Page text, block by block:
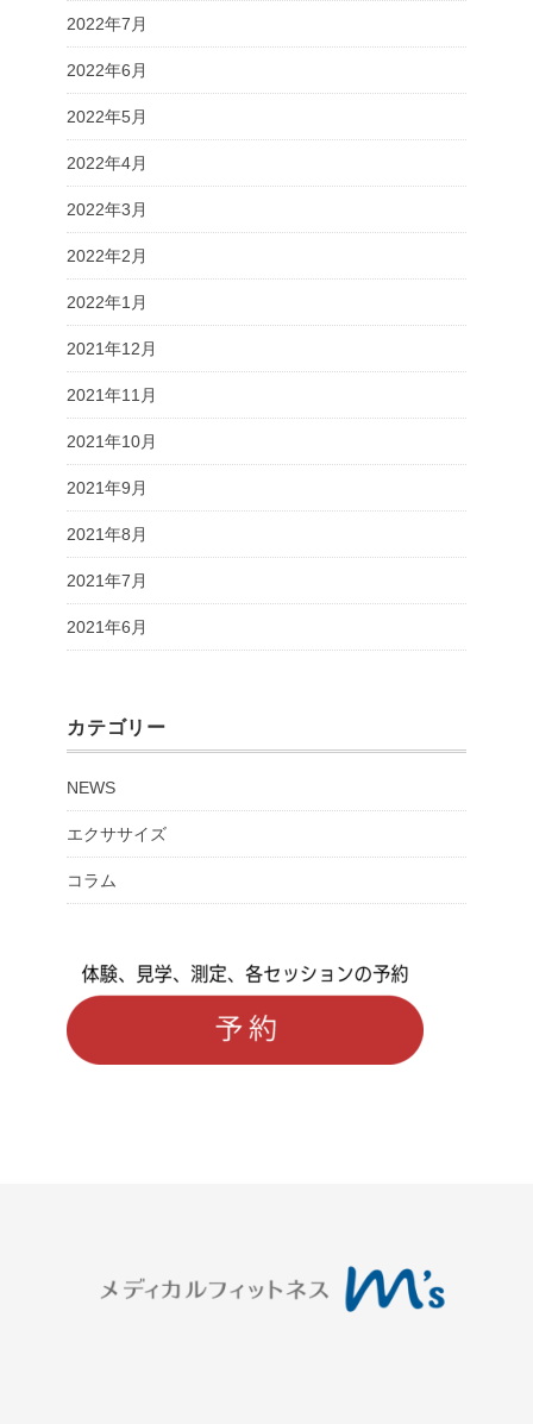
2022年7月
2022年6月
2022年5月
2022年4月
2022年3月
2022年2月
2022年1月
2021年12月
2021年11月
2021年10月
2021年9月
2021年8月
2021年7月
2021年6月
カテゴリー
NEWS
エクササイズ
コラム